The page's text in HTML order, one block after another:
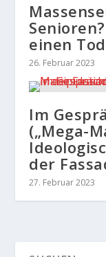
einen
26. Februar 2023
Im
(„Mega-
der
27. Februar 2023